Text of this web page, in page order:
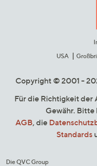
USA
Copyright © 2001 -
Für die Richtigkeit der
Gewähr. Bitte
AGB, die
Standards
Die QVC Group